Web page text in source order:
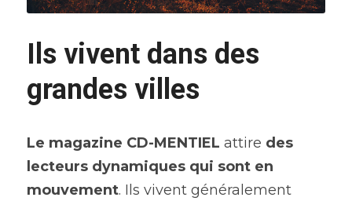
Ils vivent dans des
grandes villes
Le magazine CD-MENTIEL attire des
lecteurs dynamiques qui sont en
mouvement. Ils vivent généralement